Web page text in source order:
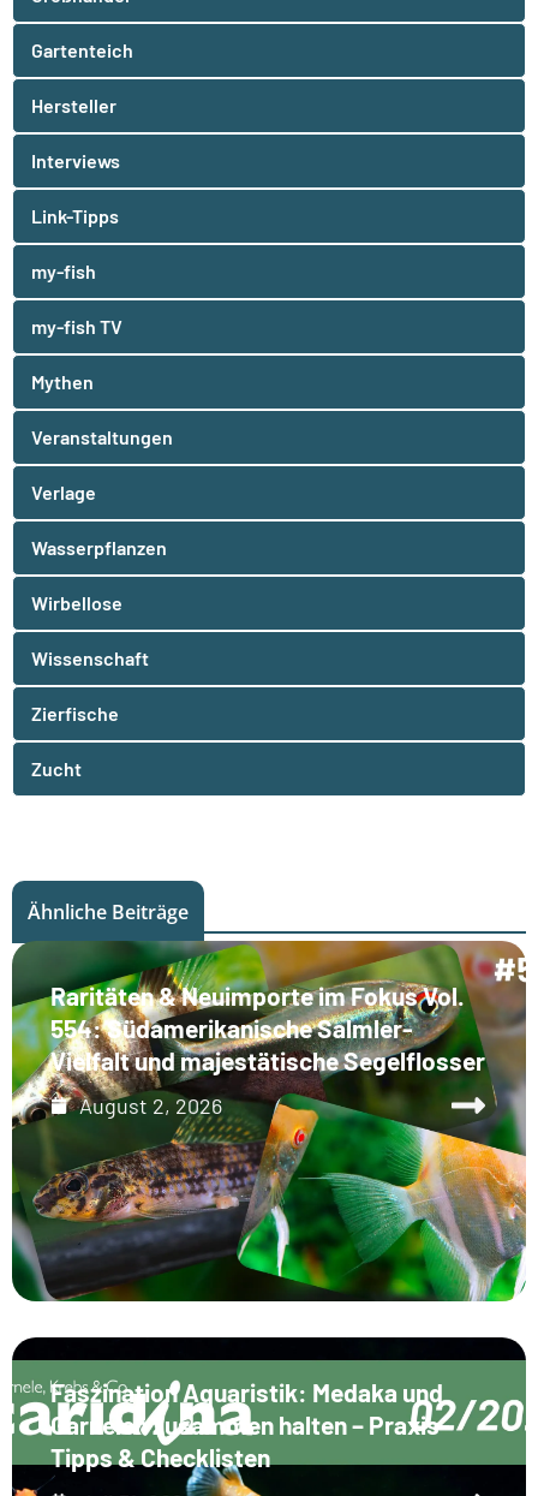
Gartenteich
Hersteller
Interviews
Link-Tipps
my-fish
my-fish TV
Mythen
Veranstaltungen
Verlage
Wasserpflanzen
Wirbellose
Wissenschaft
Zierfische
Zucht
Ähnliche Beiträge
Raritäten & Neuimporte im Fokus Vol.
554: Südamerikanische Salmler-
Vielfalt und majestätische Segelflosser
August 2, 2026
Faszination Aquaristik: Medaka und
Garnelen zusammen halten – Praxis-
Tipps & Checklisten